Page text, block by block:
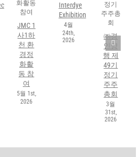
JMC 1
사1하
천 환
경정
화활
동 참
여
5월 1st,
2026
Interdye
Exhibition
4월
24th,
2026
㈜경
인양
행 제
49기
정기
주주
총회
3월
31st,
2026